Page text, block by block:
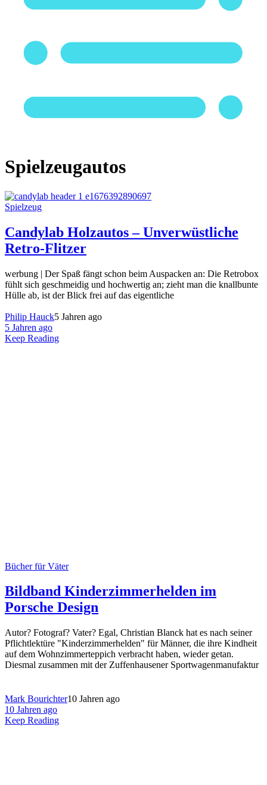
Spielzeugautos
Spielzeug
Candylab Holzautos – Unverwüstliche
Retro-Flitzer
werbung | Der Spaß fängt schon beim Auspacken an: Die Retrobox
fühlt sich geschmeidig und hochwertig an; zieht man die knallbunte
Hülle ab, ist der Blick frei auf das eigentliche
Philip Hauck5 Jahren ago
5 Jahren ago
Keep Reading
Bücher für Väter
Bildband Kinderzimmerhelden im
Porsche Design
Autor? Fotograf? Vater? Egal, Christian Blanck hat es nach seiner
Pflichtlektüre "Kinderzimmerhelden" für Männer, die ihre Kindheit
auf dem Wohnzimmerteppich verbracht haben, wieder getan.
Diesmal zusammen mit der Zuffenhausener Sportwagenmanufaktur
Mark Bourichter10 Jahren ago
10 Jahren ago
Keep Reading